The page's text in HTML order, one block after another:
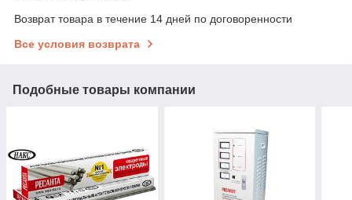
Возврат товара в течение 14 дней по договоренности
Все условия возврата
Подобные товары компании